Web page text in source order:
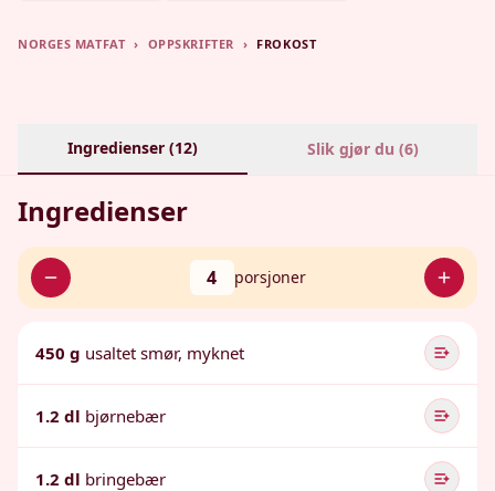
NORGES MATFAT › OPPSKRIFTER › FROKOST
Ingredienser (12) Slik gjør du (6)
Ingredienser
4 porsjoner
450 g usaltet smør, myknet
1.2 dl bjørnebær
1.2 dl bringebær